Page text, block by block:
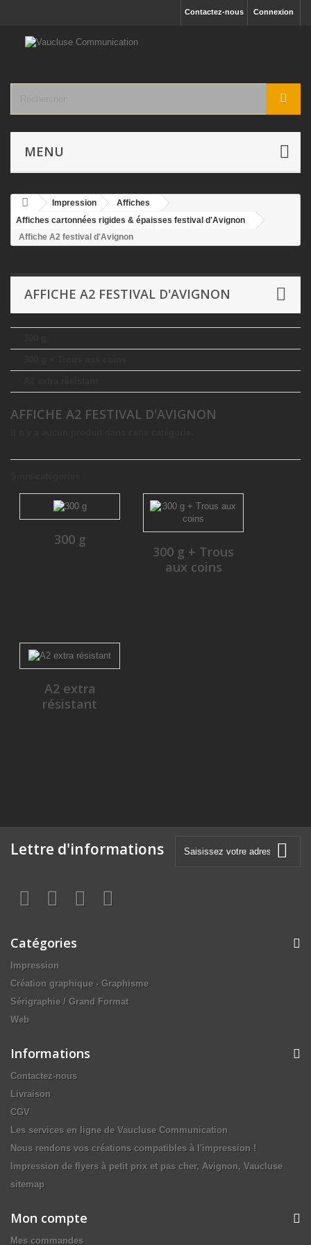
Connexion
Contactez-nous
MENU
Impression
Affiches
Affiches cartonnées rigides & épaisses festival d'Avignon
Affiche A2 festival d'Avignon
AFFICHE A2 FESTIVAL D'AVIGNON
AFFICHE A2 FESTIVAL D'AVIGNON
300 g
300 g + Trous
aux coins
A2 extra
résistant
Lettre d'informations
Catégories
Impression
Création graphique - Graphisme
Sérigraphie / Grand Format
Web
Informations
Contactez-nous
Livraison
CGV
Les services en ligne de Vaucluse Communication
Nous rendons vos créations compatibles à l'impression !
Impression de flyers à petit prix et pas cher, Avignon, Vaucluse
sitemap
Mon compte
Mes commandes